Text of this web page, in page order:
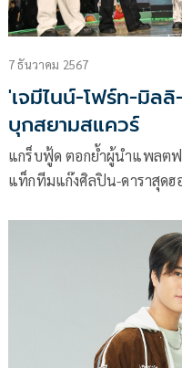
7 ธันวาคม 2567
'เจมีไนน์-โฟร์ท-มิล
บุกสยามสแควร์
แกร็บฟู้ด ตอกย้ำผู้นำแพลต
แท็กทีมแก๊งศิลปิน-ดาราสุด
ประกาศศักดาความยิ่งใหญ่
ความคุ้มพร้อมโค้ดส่วนลดสู
ทุกชั่วโมงแบบไม่มีขั้นต่ำ จัด
พร้อมมินิคอนเสิร์ตสุดเซอร์ไ